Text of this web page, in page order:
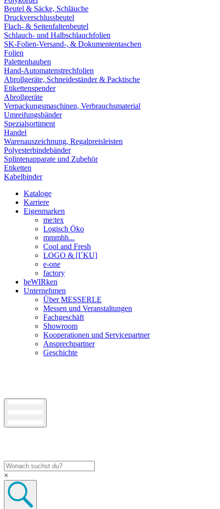
Beutel & Säcke, Schläuche
Druckverschlussbeutel
Flach- & Seitenfaltenbeutel
Schlauch- und Halbschlauchfolien
SK-Folien-Versand-, & Dokumententaschen
Folien
Palettenhauben
Hand-Automatenstrechfolien
Abrollgeräte, Schneideständer & Packtische
Etikettenspender
Abrollgeräte
Verpackungsmaschinen, Verbrauchsmaterial
Umreifungsbänder
Spezialsortiment
Handel
Warenauszeichnung, Regalpreisleisten
Polyesterbindebänder
Splintenapparate und Zubehör
Etiketten
Kabelbinder
Kataloge
Karriere
Eigenmarken
me:tex
Logisch Öko
mmmhh...
Cool and Fresh
LOGO & [I´KU]
e-one
factory
beWIRken
Unternehmen
Über MESSERLE
Messen und Veranstaltungen
Fachgeschäft
Showroom
Kooperationen und Servicepartner
Ansprechpartner
Geschichte
×